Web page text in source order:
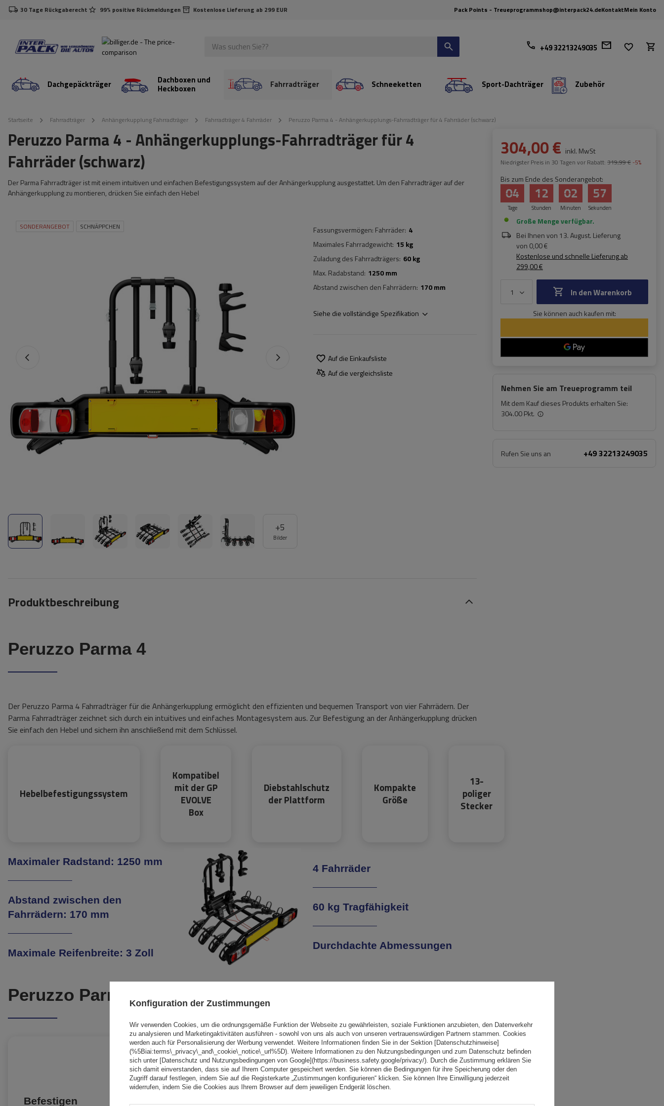
30 Tage Rückgaberecht 99% positive Rückmeldungen Kostenlose Lieferung ab 299 EUR Pack Points - Treueprogrammshop@interpack24.deKontaktMein Konto
+49 32213249035
Dachgepäckträger Dachboxen und
Heckboxen Fahrradträger Schneeketten Sport-Dachträger Zubehör
Startseite Fahrradträger Anhängerkupplung Fahrradträger Fahrradträger 4 Fahrräder Peruzzo Parma 4 - Anhängerkupplungs-Fahrradträger für 4 Fahrräder (schwarz)
Peruzzo Parma 4 - Anhängerkupplungs-Fahrradträger für 4
Fahrräder (schwarz)
Der Parma Fahrradträger ist mit einem intuitiven und einfachen Befestigungssystem auf der Anhängerkupplung ausgestattet. Um den Fahrradträger auf der
Anhängerkupplung zu montieren, drücken Sie einfach den Hebel
+5
Bilder
SONDERANGEBOT SCHNÄPPCHEN Fassungsvermögen: Fahrräder 4
Maximales Fahrradgewicht 15 kg
Zuladung des Fahrradträgers 60 kg
Max. Radabstand 1250 mm
Abstand zwischen den Fahrrädern 170 mm
Siehe die vollständige Spezifikation
Auf die Einkaufsliste
Auf die vergleichsliste
304,00 € inkl. MwSt
Niedrigster Preis in 30 Tagen vor Rabatt: 319,99 € -5%
Bis zum Ende des Sonderangebot:
Tage
04
Stunden
12
Minuten
02
Sekunden
55
Große Menge verfügbar
Bei Ihnen von 13. August. Lieferung
von 0,00 €
Kostenlose und schnelle Lieferungab
299,00 €
In den Warenkorb
Sie können auch kaufen mit:
Nehmen Sie am Treueprogramm teil
Mit dem Kauf dieses Produkts erhalten Sie:
304.00 Pkt.
Rufen Sie uns an +49 32213249035
Produktbeschreibung
Peruzzo Parma 4
Der Peruzzo Parma 4 Fahrradträger für die Anhängerkupplung ermöglicht den effizienten und bequemen Transport von vier Fahrrädern. Der
Parma Fahrradträger zeichnet sich durch ein intuitives und einfaches Montagesystem aus. Zur Befestigung an der Anhängerkupplung drücken
Sie einfach den Hebel und sichern ihn anschließend mit dem Schlüssel.
Hebelbefestigungssystem
Kompatibel
mit der GP
EVOLVE
Box
Diebstahlschutz
der Plattform
Kompakte
Größe
13-
poliger
Stecker
Maximaler Radstand: 1250 mm
Abstand zwischen den
Fahrrädern: 170 mm
Maximale Reifenbreite: 3 Zoll
4 Fahrräder
60 kg Tragfähigkeit
Durchdachte Abmessungen
Peruzzo Parma 4 – kompakte Solidität
Befestigen
Konfiguration der Zustimmungen
Wir verwenden Cookies, um die ordnungsgemäße Funktion der Webseite zu gewährleisten, soziale Funktionen anzubieten, den Datenverkehr
zu analysieren und Marketingaktivitäten ausführen - sowohl von uns als auch von unseren vertrauenswürdigen Partnern stammen. Cookies
werden auch für Personalisierung der Werbung verwendet. Weitere Informationen finden Sie in der Sektion [Datenschutzhinweise]
(%5Biai:terms\_privacy\_and\_cookie\_notice\_url%5D). Weitere Informationen zu den Nutzungsbedingungen und zum Datenschutz befinden
sich unter [Datenschutz und Nutzungsbedingungen von Google](https://business.safety.google/privacy/). Durch die Zustimmung erklären Sie
sich damit einverstanden, dass sie auf Ihrem Computer gespeichert werden. Sie können die Bedingungen für ihre Speicherung oder den
Zugriff darauf festlegen, indem Sie auf die Registerkarte „Zustimmungen konfigurieren“ klicken. Sie können Ihre Einwilligung jederzeit
widerrufen, indem Sie die Cookies aus Ihrem Browser auf dem jeweiligen Endgerät löschen.